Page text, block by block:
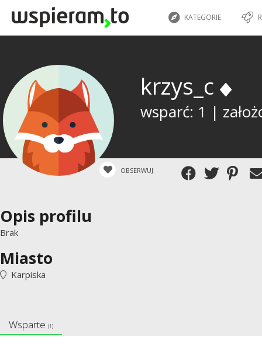
KATEGORIE
krzys_c
wsparć: 1 |
OBSERWUJ
Opis profilu
Brak
Miasto
Karpiska
Wsparte (1)